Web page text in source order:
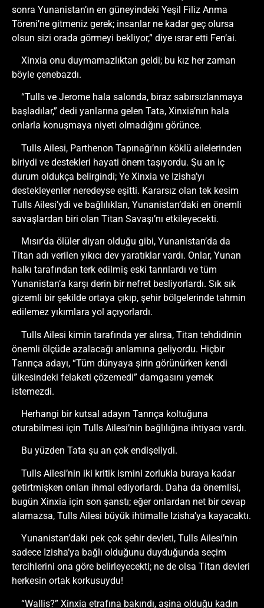
sonra Yunanistan’ın en güneyindeki Yeşil Filiz Anma
Töreni’ne gitmeniz gerek; insanlar ne kadar geç olursa
olsun sizi orada görmeyi bekliyor,” diye ısrar etti Fen’ai.
Xinxia onu duymamazlıktan geldi; bu kız her zaman
böyle çenebazdı.
“Tulls ve Jerome hala salonda, biraz sabırsızlanmaya
başladılar,” dedi yanlarına gelen Tata, Xinxia’nın hala
onlarla konuşmaya niyeti olmadığını görünce.
Tulls Ailesi, Parthenon Tapınağı’nın köklü ailelerinden
biriydi ve destekleri hayati önem taşıyordu. Şu an iç
durum oldukça belirgindi; Ye Xinxia ve Izisha’yı
destekleyenler neredeyse eşitti. Kararsız olan tek kesim
Tulls Ailesi’ydi ve bağlılıkları, Yunanistan’daki en önemli
savaşlardan biri olan Titan Savaşı’nı etkileyecekti.
Mısır’da ölüler diyarı olduğu gibi, Yunanistan’da da
Titan adı verilen yıkıcı dev yaratıklar vardı. Onlar, Yunan
halkı tarafından terk edilmiş eski tanrılardı ve tüm
Yunanistan’a karşı derin bir nefret besliyorlardı. Sık sık
gizemli bir şekilde ortaya çıkıp, şehir bölgelerinde tahmin
edilemez yıkımlara yol açıyorlardı.
Tulls Ailesi kimin tarafında yer alırsa, Titan tehdidinin
önemli ölçüde azalacağı anlamına geliyordu. Hiçbir
Tanrıça adayı, “Tüm dünyaya şirin görünürken kendi
ülkesindeki felaketi çözemedi” damgasını yemek
istemezdi.
Herhangi bir kutsal adayın Tanrıça koltuğuna
oturabilmesi için Tulls Ailesi’nin bağlılığına ihtiyacı vardı.
Bu yüzden Tata şu an çok endişeliydi.
Tulls Ailesi’nin iki kritik ismini zorlukla buraya kadar
getirtmişken onları ihmal ediyorlardı. Daha da önemlisi,
bugün Xinxia için son şanstı; eğer onlardan net bir cevap
alamazsa, Tulls Ailesi büyük ihtimalle Izisha’ya kayacaktı.
Yunanistan’daki pek çok şehir devleti, Tulls Ailesi’nin
sadece Izisha’ya bağlı olduğunu duyduğunda seçim
tercihlerini ona göre belirleyecekti; ne de olsa Titan devleri
herkesin ortak korkusuydu!
“Wallis?” Xinxia etrafına bakındı, aşina olduğu kadın